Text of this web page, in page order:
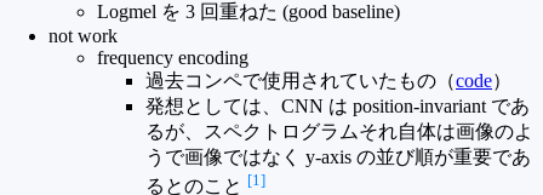
Logmel を 3 回重ねた (good baseline)
not work
frequency encoding
過去コンペで使用されていたもの（code）
発想としては、CNN は position-invariant であ
るが、スペクトログラムそれ自体は画像のよ
うで画像ではなく y-axis の並び順が重要であ
るとのこと [1]